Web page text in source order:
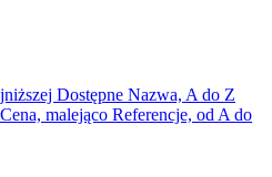
Dostępne Nazwa, A do Z
Cena, malejąco Referencje, od A do